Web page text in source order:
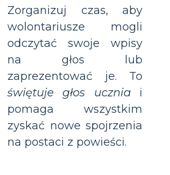
Zorganizuj czas, aby
wolontariusze mogli
odczytać swoje wpisy
na głos lub
zaprezentować je. To
świętuje głos uczniai
pomaga wszystkim
zyskać nowe spojrzenia
na postaci z powieści.